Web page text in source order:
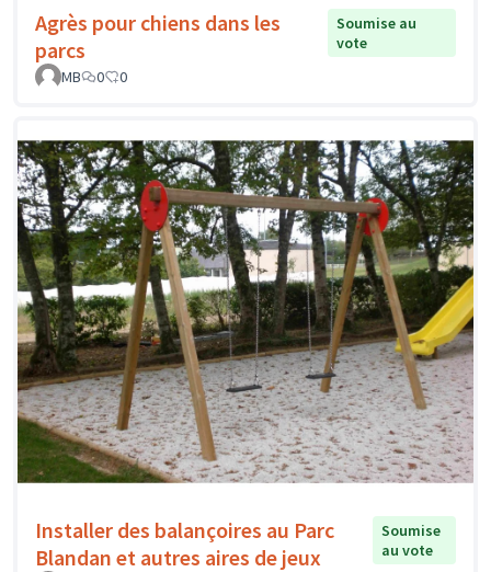
Agrès pour chiens dans les
parcs
Soumise au
vote
MB
0 0
Installer des balançoires au Parc
Blandan et autres aires de jeux
Soumise
au vote